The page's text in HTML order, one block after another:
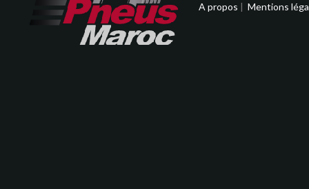
A propos | Mentions